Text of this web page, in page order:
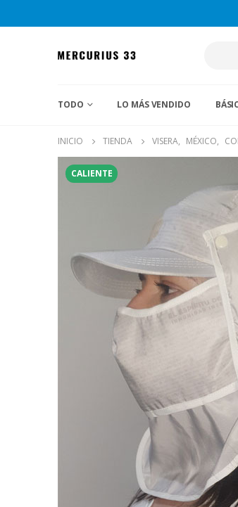
TODO LO MÁS VENDIDO
INICIO TIENDA VISERA, MÉXICO,
CALIENTE